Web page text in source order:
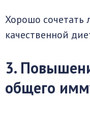
Хорошо сочетать
качественной
3.
общего